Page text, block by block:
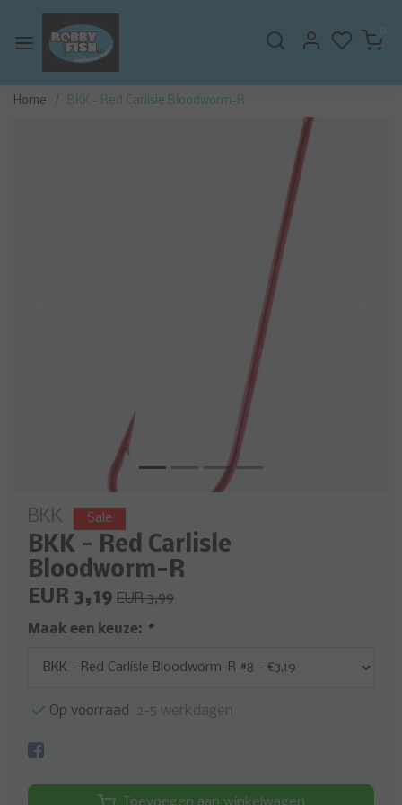
0
Home BKK - Red Carlisle Bloodworm-R
BKK Sale
BKK - Red Carlisle
Bloodworm-R
EUR 3,19 EUR 3,99
Maak een keuze: *
Op voorraad 2-5 werkdagen